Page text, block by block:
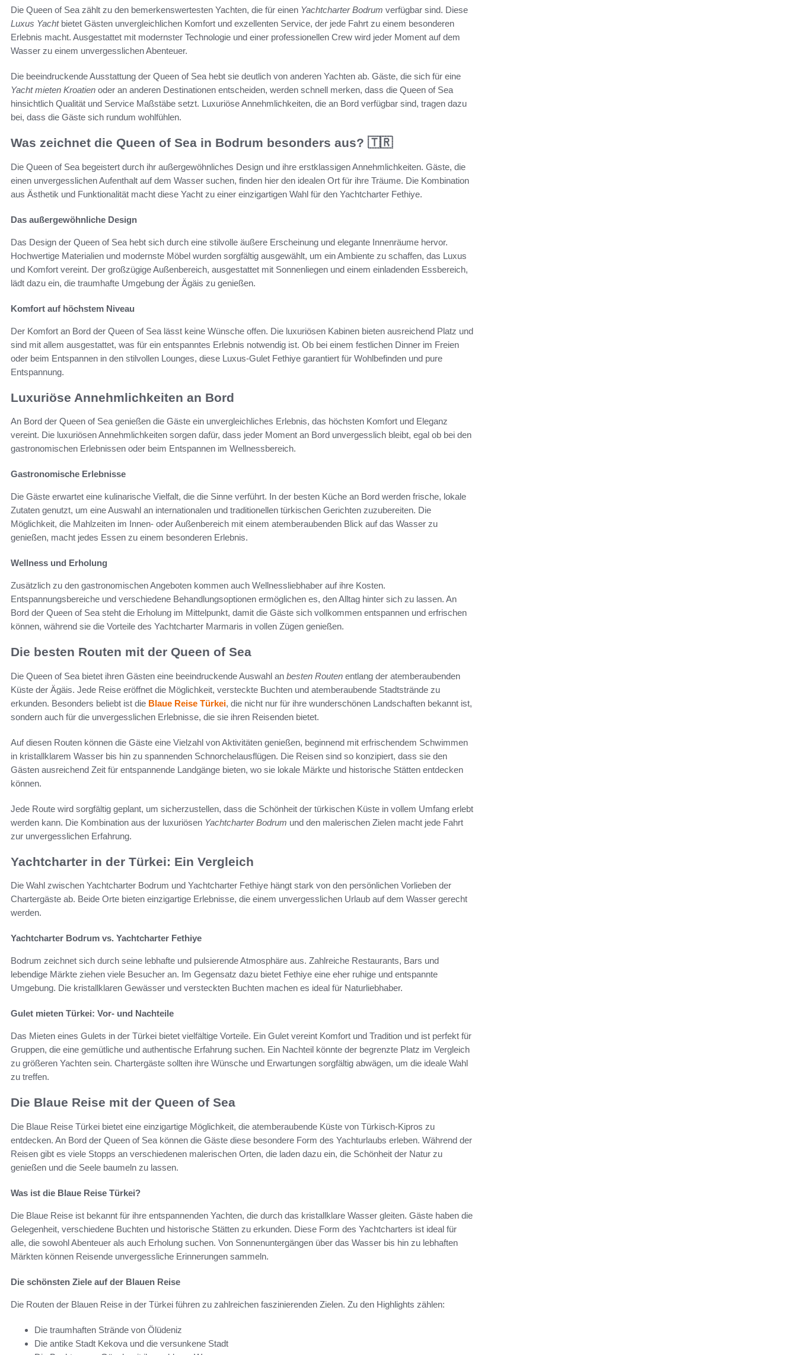
Die Queen of Sea zählt zu den bemerkenswertesten Yachten, die für einen Yachtcharter Bodrum verfügbar sind. Diese
Luxus Yachtbietet Gästen unvergleichlichen Komfort und exzellenten Service, der jede Fahrt zu einem besonderen
Erlebnis macht. Ausgestattet mit modernster Technologie und einer professionellen Crew wird jeder Moment auf dem
Wasser zu einem unvergesslichen Abenteuer.
Die beeindruckende Ausstattung der Queen of Sea hebt sie deutlich von anderen Yachten ab. Gäste, die sich für eine
Yacht mieten Kroatien oder an anderen Destinationen entscheiden, werden schnell merken, dass die Queen of Sea
hinsichtlich Qualität und Service Maßstäbe setzt. Luxuriöse Annehmlichkeiten, die an Bord verfügbar sind, tragen dazu
bei, dass die Gäste sich rundum wohlfühlen.
Was zeichnet die Queen of Sea in Bodrum besonders aus? 🇹🇷
Die Queen of Sea begeistert durch ihr außergewöhnliches Design und ihre erstklassigen Annehmlichkeiten. Gäste, die
einen unvergesslichen Aufenthalt auf dem Wasser suchen, finden hier den idealen Ort für ihre Träume. Die Kombination
aus Ästhetik und Funktionalität macht diese Yacht zu einer einzigartigen Wahl für den Yachtcharter Fethiye.
Das außergewöhnliche Design
Das Design der Queen of Sea hebt sich durch eine stilvolle äußere Erscheinung und elegante Innenräume hervor.
Hochwertige Materialien und modernste Möbel wurden sorgfältig ausgewählt, um ein Ambiente zu schaffen, das Luxus
und Komfort vereint. Der großzügige Außenbereich, ausgestattet mit Sonnenliegen und einem einladenden Essbereich,
lädt dazu ein, die traumhafte Umgebung der Ägäis zu genießen.
Komfort auf höchstem Niveau
Der Komfort an Bord der Queen of Sea lässt keine Wünsche offen. Die luxuriösen Kabinen bieten ausreichend Platz und
sind mit allem ausgestattet, was für ein entspanntes Erlebnis notwendig ist. Ob bei einem festlichen Dinner im Freien
oder beim Entspannen in den stilvollen Lounges, diese Luxus-Gulet Fethiye garantiert für Wohlbefinden und pure
Entspannung.
Luxuriöse Annehmlichkeiten an Bord
An Bord der Queen of Sea genießen die Gäste ein unvergleichliches Erlebnis, das höchsten Komfort und Eleganz
vereint. Die luxuriösen Annehmlichkeiten sorgen dafür, dass jeder Moment an Bord unvergesslich bleibt, egal ob bei den
gastronomischen Erlebnissen oder beim Entspannen im Wellnessbereich.
Gastronomische Erlebnisse
Die Gäste erwartet eine kulinarische Vielfalt, die die Sinne verführt. In der besten Küche an Bord werden frische, lokale
Zutaten genutzt, um eine Auswahl an internationalen und traditionellen türkischen Gerichten zuzubereiten. Die
Möglichkeit, die Mahlzeiten im Innen- oder Außenbereich mit einem atemberaubenden Blick auf das Wasser zu
genießen, macht jedes Essen zu einem besonderen Erlebnis.
Wellness und Erholung
Zusätzlich zu den gastronomischen Angeboten kommen auch Wellnessliebhaber auf ihre Kosten.
Entspannungsbereiche und verschiedene Behandlungsoptionen ermöglichen es, den Alltag hinter sich zu lassen. An
Bord der Queen of Sea steht die Erholung im Mittelpunkt, damit die Gäste sich vollkommen entspannen und erfrischen
können, während sie die Vorteile des Yachtcharter Marmaris in vollen Zügen genießen.
Die besten Routen mit der Queen of Sea
Die Queen of Sea bietet ihren Gästen eine beeindruckende Auswahl an besten Routen entlang der atemberaubenden
Küste der Ägäis. Jede Reise eröffnet die Möglichkeit, versteckte Buchten und atemberaubende Stadtstrände zu
erkunden. Besonders beliebt ist die Blaue Reise Türkei, die nicht nur für ihre wunderschönen Landschaften bekannt ist,
sondern auch für die unvergesslichen Erlebnisse, die sie ihren Reisenden bietet.
Auf diesen Routen können die Gäste eine Vielzahl von Aktivitäten genießen, beginnend mit erfrischendem Schwimmen
in kristallklarem Wasser bis hin zu spannenden Schnorchelausflügen. Die Reisen sind so konzipiert, dass sie den
Gästen ausreichend Zeit für entspannende Landgänge bieten, wo sie lokale Märkte und historische Stätten entdecken
können.
Jede Route wird sorgfältig geplant, um sicherzustellen, dass die Schönheit der türkischen Küste in vollem Umfang erlebt
werden kann. Die Kombination aus der luxuriösen Yachtcharter Bodrum und den malerischen Zielen macht jede Fahrt
zur unvergesslichen Erfahrung.
Yachtcharter in der Türkei: Ein Vergleich
Die Wahl zwischen Yachtcharter Bodrum und Yachtcharter Fethiye hängt stark von den persönlichen Vorlieben der
Chartergäste ab. Beide Orte bieten einzigartige Erlebnisse, die einem unvergesslichen Urlaub auf dem Wasser gerecht
werden.
Yachtcharter Bodrum vs. Yachtcharter Fethiye
Bodrum zeichnet sich durch seine lebhafte und pulsierende Atmosphäre aus. Zahlreiche Restaurants, Bars und
lebendige Märkte ziehen viele Besucher an. Im Gegensatz dazu bietet Fethiye eine eher ruhige und entspannte
Umgebung. Die kristallklaren Gewässer und versteckten Buchten machen es ideal für Naturliebhaber.
Gulet mieten Türkei: Vor- und Nachteile
Das Mieten eines Gulets in der Türkei bietet vielfältige Vorteile. Ein Gulet vereint Komfort und Tradition und ist perfekt für
Gruppen, die eine gemütliche und authentische Erfahrung suchen. Ein Nachteil könnte der begrenzte Platz im Vergleich
zu größeren Yachten sein. Chartergäste sollten ihre Wünsche und Erwartungen sorgfältig abwägen, um die ideale Wahl
zu treffen.
Die Blaue Reise mit der Queen of Sea
Die Blaue Reise Türkei bietet eine einzigartige Möglichkeit, die atemberaubende Küste von Türkisch-Kipros zu
entdecken. An Bord der Queen of Sea können die Gäste diese besondere Form des Yachturlaubs erleben. Während der
Reisen gibt es viele Stopps an verschiedenen malerischen Orten, die laden dazu ein, die Schönheit der Natur zu
genießen und die Seele baumeln zu lassen.
Was ist die Blaue Reise Türkei?
Die Blaue Reise ist bekannt für ihre entspannenden Yachten, die durch das kristallklare Wasser gleiten. Gäste haben die
Gelegenheit, verschiedene Buchten und historische Stätten zu erkunden. Diese Form des Yachtcharters ist ideal für
alle, die sowohl Abenteuer als auch Erholung suchen. Von Sonnenuntergängen über das Wasser bis hin zu lebhaften
Märkten können Reisende unvergessliche Erinnerungen sammeln.
Die schönsten Ziele auf der Blauen Reise
Die Routen der Blauen Reise in der Türkei führen zu zahlreichen faszinierenden Zielen. Zu den Highlights zählen:
Die traumhaften Strände von Ölüdeniz
Die antike Stadt Kekova und die versunkene Stadt